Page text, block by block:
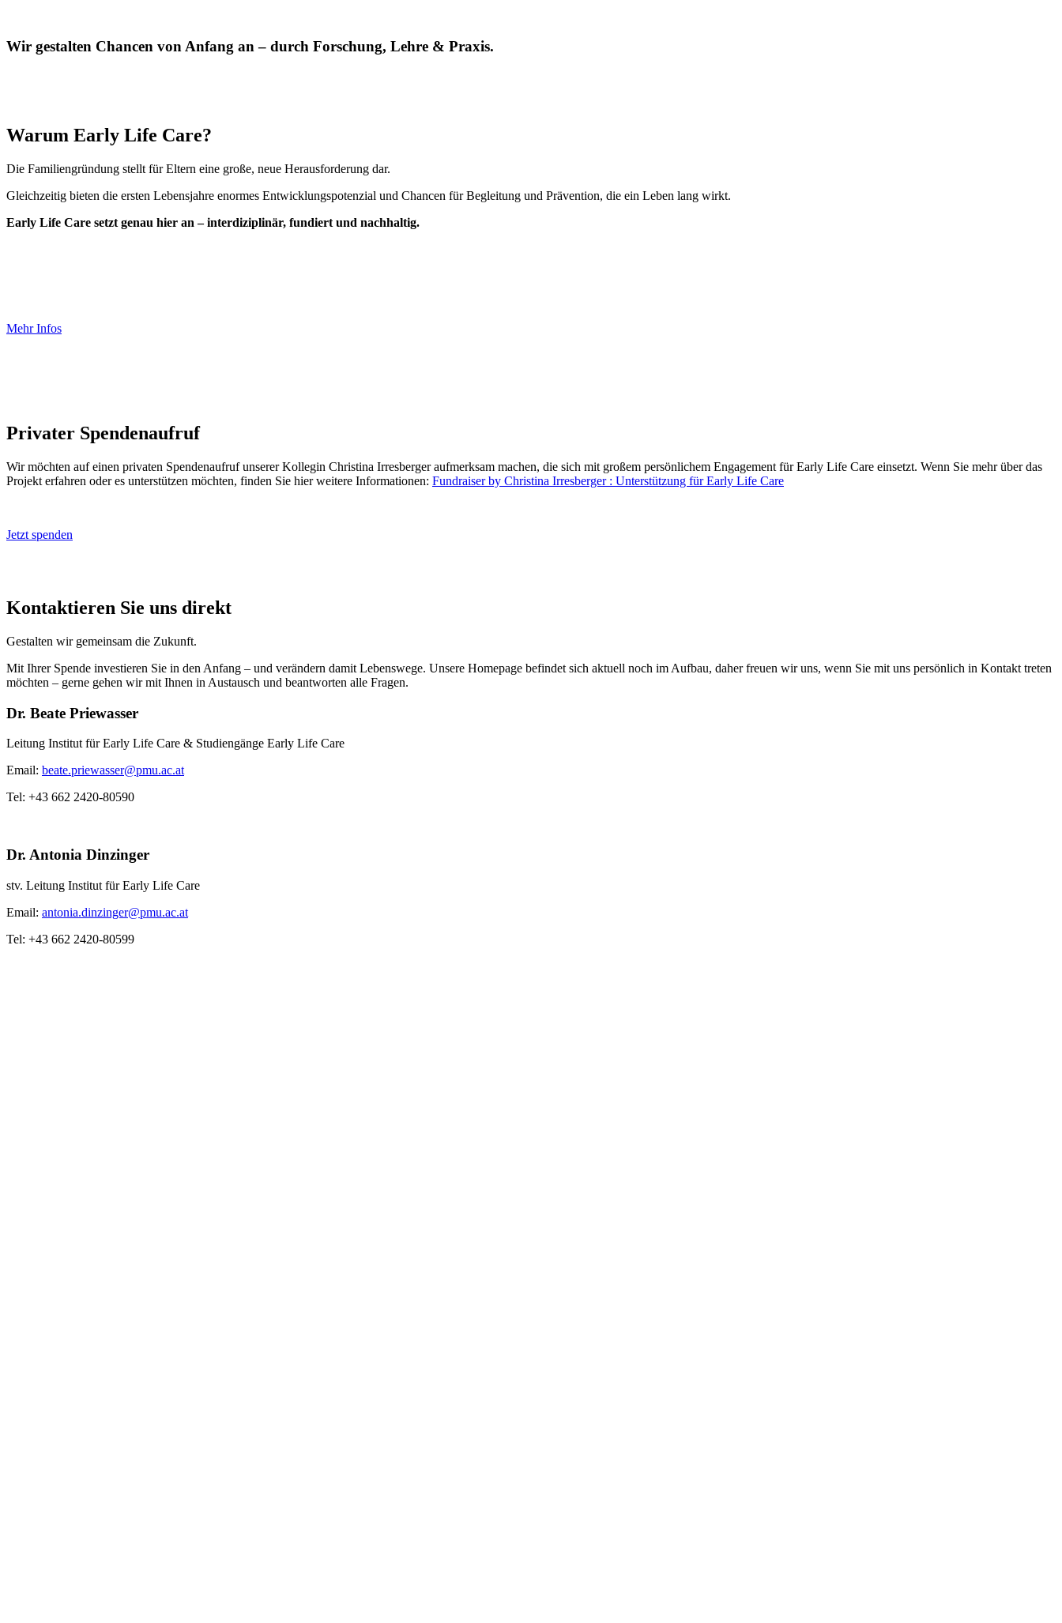
Wir gestalten Chancen von Anfang an – durch Forschung, Lehre & Praxis.
Warum Early Life Care?
Die Familiengründung stellt für Eltern eine große, neue Herausforderung dar.
Gleichzeitig bieten die ersten Lebensjahre enormes Entwicklungspotenzial und Chancen für Begleitung und Prävention, die ein Leben lang wirkt.
Early Life Care setzt genau hier an – interdiziplinär, fundiert und nachhaltig.
Mehr Infos
Privater Spendenaufruf
Wir möchten auf einen privaten Spendenaufruf unserer Kollegin Christina Irresberger aufmerksam machen, die sich mit großem persönlichem Engagement für Early Life Care einsetzt. Wenn Sie mehr über das
Projekt erfahren oder es unterstützen möchten, finden Sie hier weitere Informationen: Fundraiser by Christina Irresberger : Unterstützung für Early Life Care
Jetzt spenden
Kontaktieren Sie uns direkt
Gestalten wir gemeinsam die Zukunft.
Mit Ihrer Spende investieren Sie in den Anfang – und verändern damit Lebenswege. Unsere Homepage befindet sich aktuell noch im Aufbau, daher freuen wir uns, wenn Sie mit uns persönlich in Kontakt treten
möchten – gerne gehen wir mit Ihnen in Austausch und beantworten alle Fragen.
Dr. Beate Priewasser
Leitung Institut für Early Life Care & Studiengänge Early Life Care
Email: beate.priewasser@pmu.ac.at
Tel: +43 662 2420-80590
Dr. Antonia Dinzinger
stv. Leitung Institut für Early Life Care
Email: antonia.dinzinger@pmu.ac.at
Tel: +43 662 2420-80599